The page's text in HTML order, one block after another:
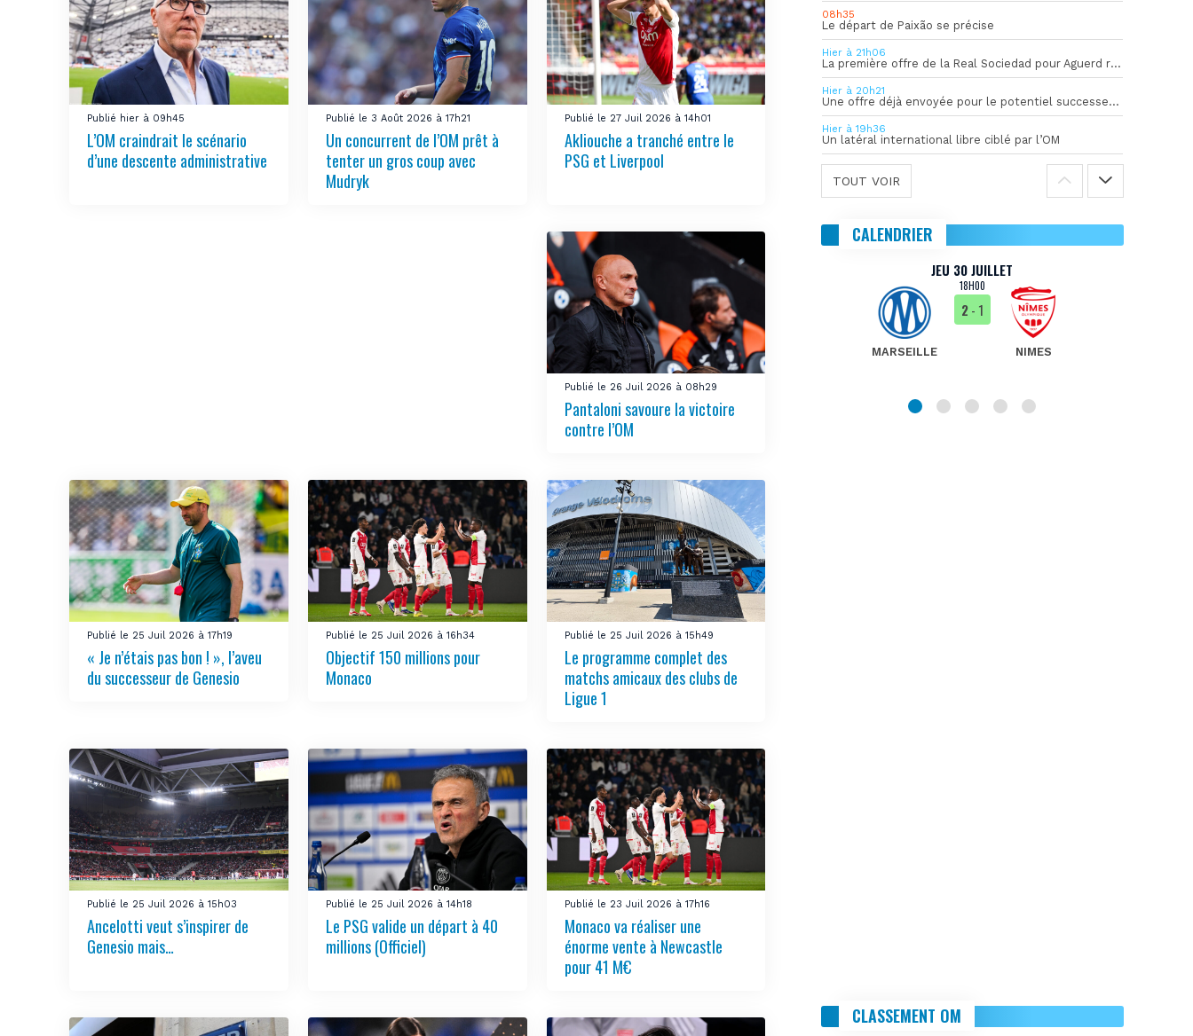
Publié hier à 09h45
L’OM craindrait le scénario
d’une descente administrative
Publié le 3 Août 2026 à 17h21
Un concurrent de l’OM prêt à
tenter un gros coup avec
Mudryk
Publié le 27 Juil 2026 à 14h01
Akliouche a tranché entre le
PSG et Liverpool
Publié le 26 Juil 2026 à 08h29
Pantaloni savoure la victoire
contre l’OM
Publié le 25 Juil 2026 à 17h19
« Je n’étais pas bon ! », l’aveu
du successeur de Genesio
Publié le 25 Juil 2026 à 16h34
Objectif 150 millions pour
Monaco
Publié le 25 Juil 2026 à 15h49
Le programme complet des
matchs amicaux des clubs de
Ligue 1
Publié le 25 Juil 2026 à 15h03
Ancelotti veut s’inspirer de
Genesio mais…
Publié le 25 Juil 2026 à 14h18
Le PSG valide un départ à 40
millions (Officiel)
Publié le 23 Juil 2026 à 17h16
Monaco va réaliser une
énorme vente à Newcastle
pour 41 M€
08h35
Le départ de Paixão se précise
Hier à 21h06
La première offre de la Real Sociedad pour Aguerd refusée par l’OM
Hier à 20h21
Une offre déjà envoyée pour le potentiel successeur de Rulli
Hier à 19h36
Un latéral international libre ciblé par l’OM
TOUT VOIR
CALENDRIER
DIM 30 AOÛT
MONACO MARSEILLE
JEU 30 JUILLET
18H00
MARSEILLE
2- 1
NIMES
CLASSEMENT OM